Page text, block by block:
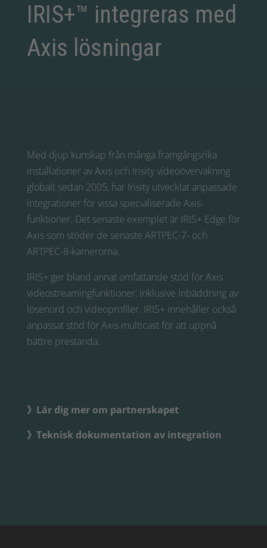
IRIS+™ integreras med
Axis lösningar
Med djup kunskap från många framgångsrika
installationer av Axis och Irisity videoövervakning
globalt sedan 2005, har Irisity utvecklat anpassade
integrationer för vissa specialiserade Axis-
funktioner. Det senaste exemplet är IRIS+ Edge för
Axis som stöder de senaste ARTPEC-7- och
ARTPEC-8-kamerorna.
IRIS+ ger bland annat omfattande stöd för Axis
videostreamingfunktioner, inklusive inbäddning av
lösenord och videoprofiler. IRIS+ innehåller också
anpassat stöd för Axis multicast för att uppnå
bättre prestanda.
》Lär dig mer om partnerskapet
》Teknisk dokumentation av integration